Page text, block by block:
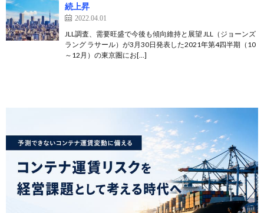
続上昇
2022.04.01
JLL調査、需要旺盛で今後も傾向維持と展望 JLL（ジョーンズ
ラング ラサール）が3月30日発表した2021年第4四半期（10
～12月）の東京圏にお[…]